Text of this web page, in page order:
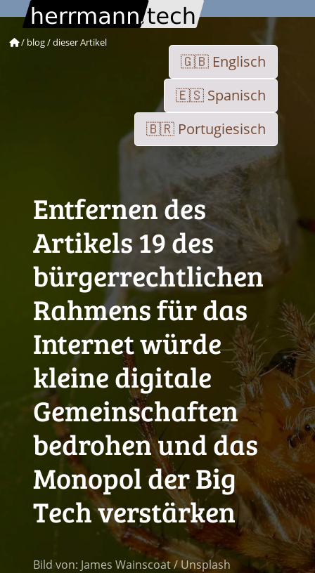
herrmann.tech
/ blog/dieser Artikel
Englisch
Spanisch
Portugiesisch
Entfernen des
Artikels 19 des
bürgerrechtlichen
Rahmens für das
Internet würde
kleine digitale
Gemeinschaften
bedrohen und das
Monopol der Big
Tech verstärken
Bild von: James Wainscoat / Unsplash